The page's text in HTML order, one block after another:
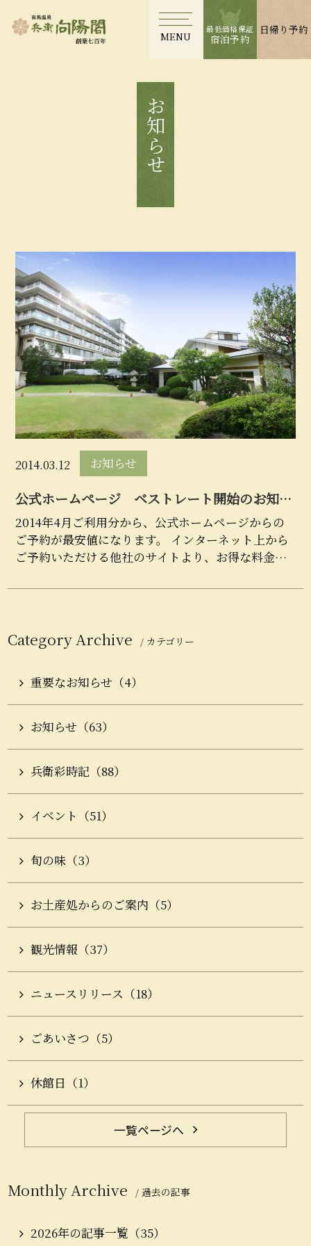
MENU
最低価格保証
宿泊予約
日帰り予約
お知らせ
2014.03.12 お知らせ
公式ホームページ ベストレート開始のお知ら
せ
2014年4月ご利用分から、公式ホームページからの
ご予約が最安値になります。 インターネット上から
ご予約いただける他社のサイトより、お得な料金で
ジをご利用...
Category Archive / カテゴリー
重要なお知らせ（4）
お知らせ（63）
兵衛彩時記（88）
イベント（51）
旬の味（3）
お土産処からのご案内（5）
観光情報（37）
ニュースリリース（18）
ごあいさつ（5）
休館日（1）
一覧ページへ
Monthly Archive / 過去の記事
2026年の記事一覧（35）